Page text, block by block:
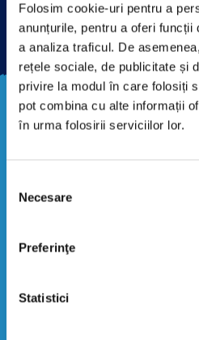
Folosim cookie-uri pentru a
anunțurile, pentru a oferi funcții
a analiza traficul. De
rețele sociale, de publicitate și
privire la modul în care folosiți
pot combina cu alte informații
în urma folosirii serviciilor lor.
consimțământului
Necesare
Preferinţe
Statistici
Din 1999, de când am
dar din dar. Și de a duce